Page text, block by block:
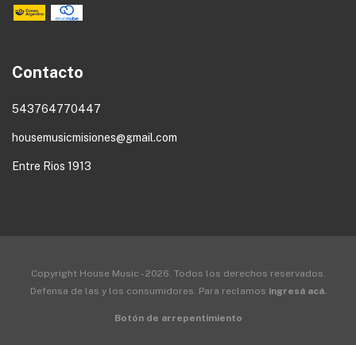
Contacto
543764770447
housemusicmisiones@gmail.com
Entre Rios 1913
Copyright House Music - 2026. Todos los derechos reservados.
Defensa de las y los consumidores. Para reclamos ingresá acá.
Botón de arrepentimiento